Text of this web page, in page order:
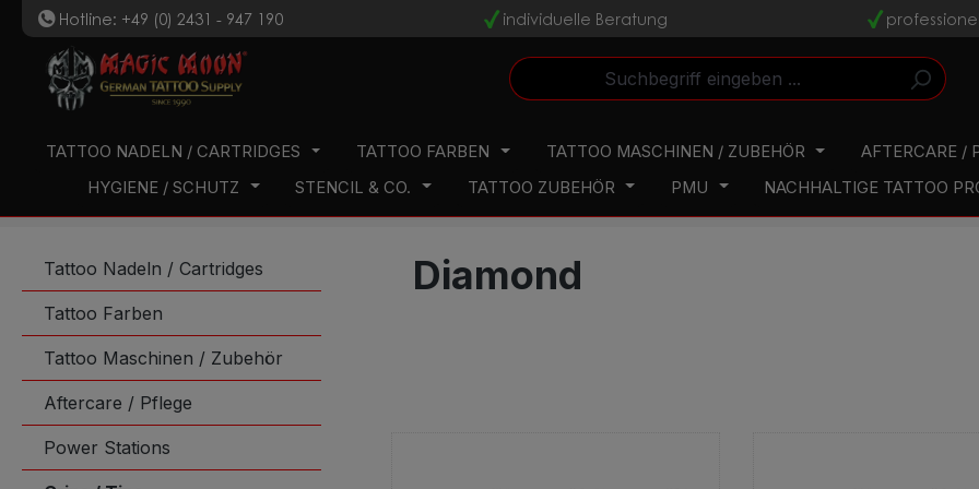
Hauptinhalt springen
Zur Suche springen
Zur Hauptnavigation springen
tHotline: +49 (0) 2431 - 947 190 vindividuelle Beratung v
TATTOO NADELN / CARTRIDGES TATTOO FARBEN TATTOO MASCHINEN / ZUBEHÖR AFTERCARE /
HYGIENE / SCHUTZ
STENCIL & CO. TATTOO ZUBEHÖR PMU NACHHALTIGE TATTOO
Tattoo Nadeln / Cartridges
Tattoo Farben
Tattoo Maschinen / Zubehör
Aftercare / Pflege
Power Stations
Diamond